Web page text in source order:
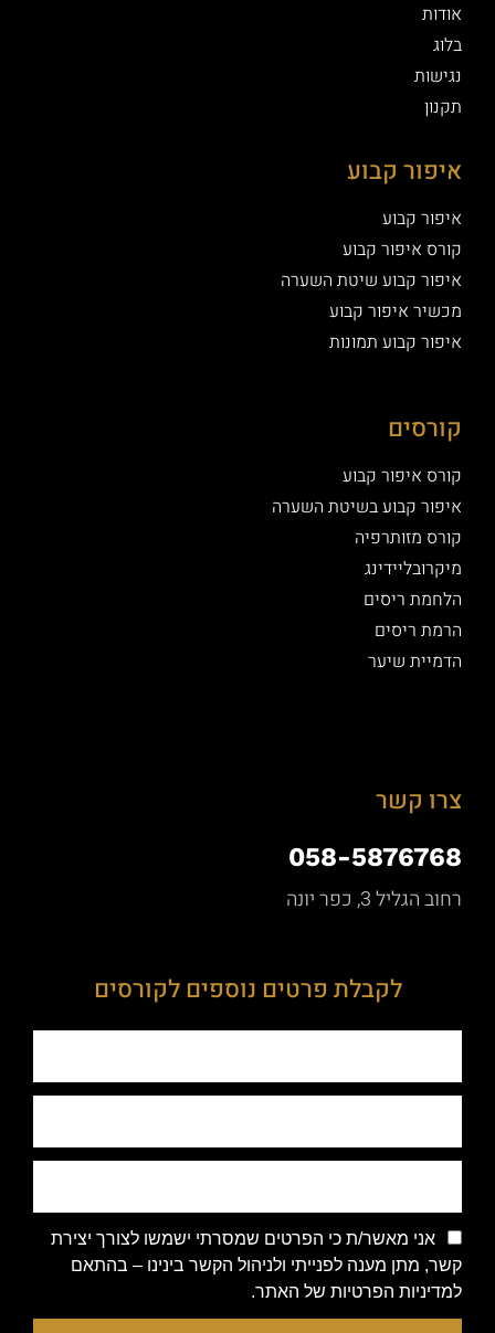
אודות
בלוג
נגישות
תקנון
איפור קבוע
איפור קבוע
קורס איפור קבוע
איפור קבוע שיטת השערה
מכשיר איפור קבוע
איפור קבוע תמונות
קורסים
קורס איפור קבוע
איפור קבוע בשיטת השערה
קורס מזותרפיה
מיקרובליידינג
הלחמת ריסים
הרמת ריסים
הדמיית שיער
צרו קשר
058-5876768
רחוב הגליל 3, כפר יונה
לקבלת פרטים נוספים לקורסים
אני מאשר/ת כי הפרטים שמסרתי ישמשו לצורך יצירת
קשר, מתן מענה לפנייתי ולניהול הקשר בינינו – בהתאם
למדיניות הפרטיות של האתר.